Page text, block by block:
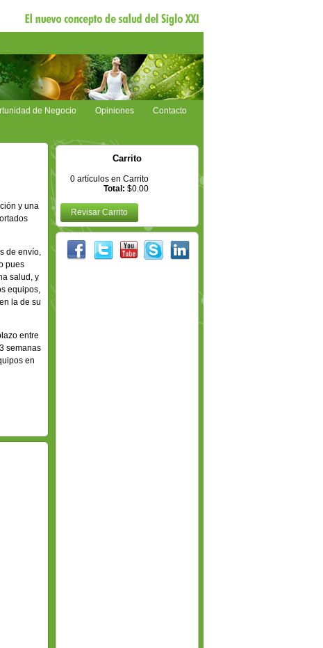
de Negocio Opiniones Contacto
y una
de envío,
pues
salud, y
equipos,
la de su
entre
semanas
en
Carrito
0 artículos en Carrito
Total: $0.00
Revisar Carrito